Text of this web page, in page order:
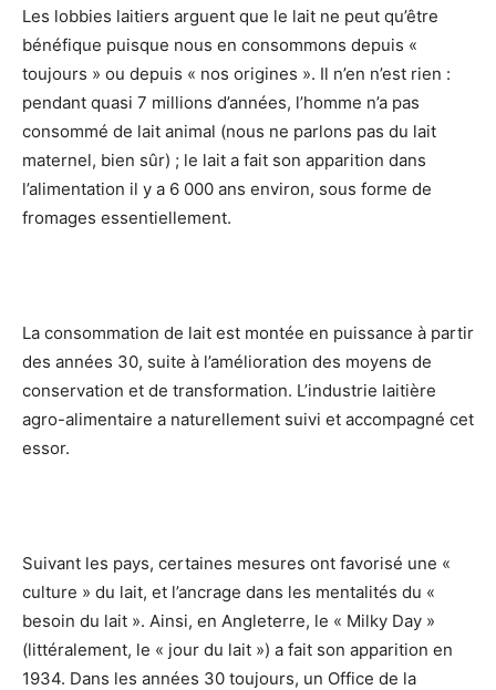
Les lobbies laitiers arguent que le lait ne peut qu’être
bénéfique puisque nous en consommons depuis «
toujours » ou depuis « nos origines ». Il n’en n’est rien :
pendant quasi 7 millions d’années, l’homme n’a pas
consommé de lait animal (nous ne parlons pas du lait
maternel, bien sûr) ; le lait a fait son apparition dans
l’alimentation il y a 6 000 ans environ, sous forme de
fromages essentiellement.
La consommation de lait est montée en puissance à partir
des années 30, suite à l’amélioration des moyens de
conservation et de transformation. L’industrie laitière
agro-alimentaire a naturellement suivi et accompagné cet
essor.
Suivant les pays, certaines mesures ont favorisé une «
culture » du lait, et l’ancrage dans les mentalités du «
besoin du lait ». Ainsi, en Angleterre, le « Milky Day »
(littéralement, le « jour du lait ») a fait son apparition en
1934. Dans les années 30 toujours, un Office de la